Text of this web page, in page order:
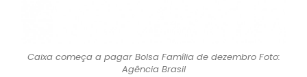
Caixa começa a pagar Bolsa Família de dezembro Foto:
Agência Brasil